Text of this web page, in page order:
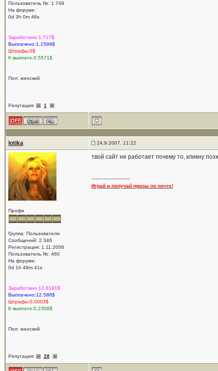
Пользователь №: 1 749
На форуме:
0d 3h 0m 46s
Заработано:1.717$
Выплачено:1.1599$
Штрафы:0$
К выплате:0.5571$
Пол: женский
Репутация: 1
lotika 24.9.2007, 11:22
Профи
Группа: Пользователи
Сообщений: 2 346
Регистрация: 1.11.2006
Пользователь №: 460
На форуме:
0d 1h 49m 41s
Заработано:12.8191$
Выплачено:12.588$
Штрафы:0.0003$
К выплате:0.2308$
Пол: женский
Репутация: 28
твой сайт не работает почему то, кликну
--------------------
Играй и получай призы по почте!